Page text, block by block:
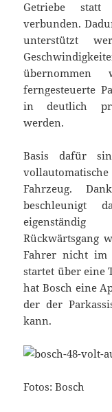
Getriebe statt
verbunden.
unterstützt
ferngesteuerte
in deutlich
werden.
Basis dafür
Fahrzeug.
beschleunigt
Rückwärtsgang
Fahrer nicht im
startet über eine
hat Bosch eine
der der
kann.
Fotos: Bosch